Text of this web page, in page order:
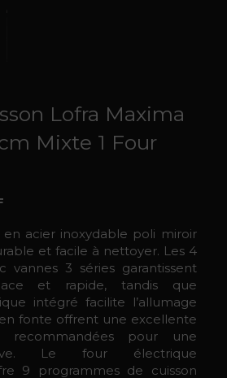
Lofra Maxima
Mixte 1 Four
acier inoxydable poli miroir
et facile à nettoyer. Les 4
vannes 3 séries garantissent
et rapide, tandis que
intégré facilite l’allumage
fonte offrent une excellente
recommandées pour une
Le four électrique
9 programmes de cuisson